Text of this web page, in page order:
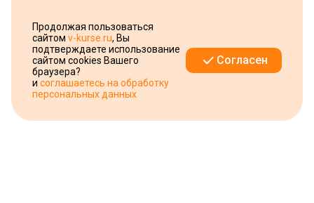
Продолжая пользоваться
сайтом v-kurse.ru, Вы
подтверждаете использование
сайтом cookies Вашего
браузера?
и соглашаетесь на обработку
персональных данных
Согласен